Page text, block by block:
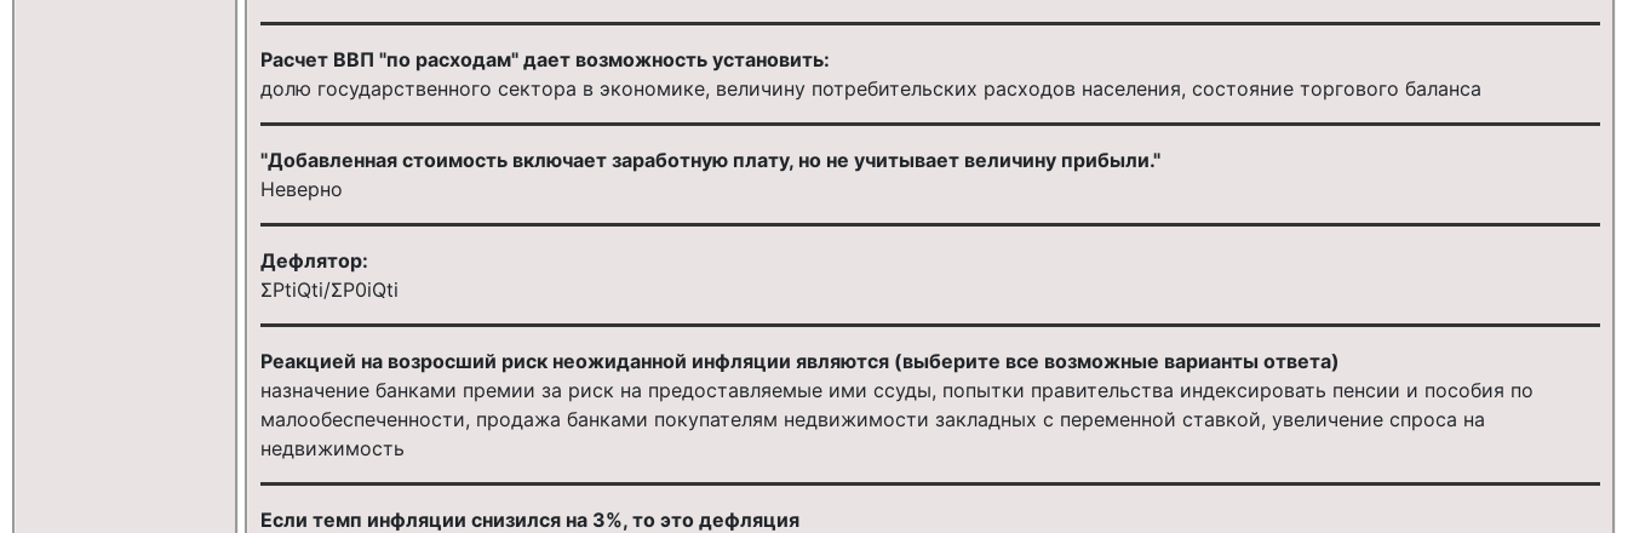
Расчет ВВП "по расходам" дает возможность установить:
долю государственного сектора в экономике, величину потребительских расходов населения, состояние торгового баланса
"Добавленная стоимость включает заработную плату, но не учитывает величину прибыли."
Неверно
Дефлятор:
ΣPtiQti/ΣР0iQti
Реакцией на возросший риск неожиданной инфляции являются (выберите все возможные варианты ответа)
назначение банками премии за риск на предоставляемые ими ссуды, попытки правительства индексировать пенсии и пособия по
малообеспеченности, продажа банками покупателям недвижимости закладных с переменной ставкой, увеличение спроса на
недвижимость
Если темп инфляции снизился на 3%, то это дефляция